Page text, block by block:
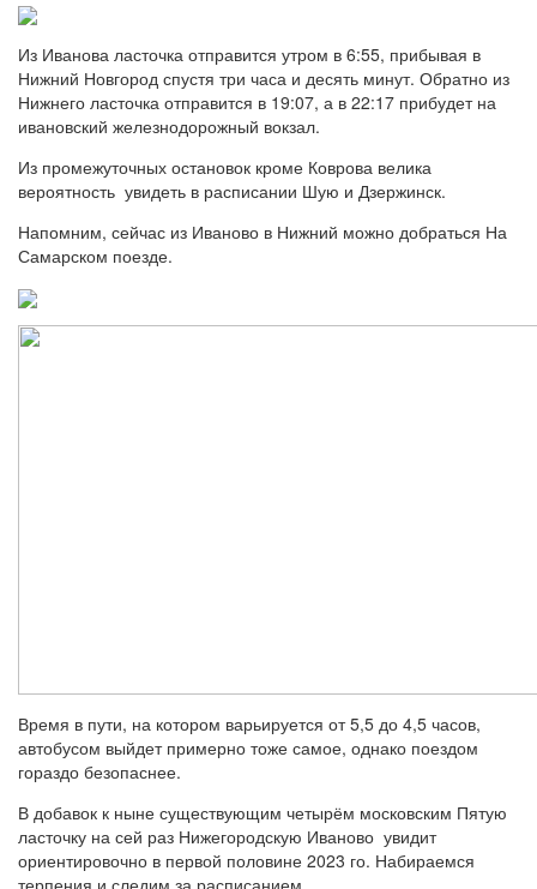
Из Иванова ласточка отправится утром в 6:55, прибывая в
Нижний Новгород спустя три часа и десять минут. Обратно из
Нижнего ласточка отправится в 19:07, а в 22:17 прибудет на
ивановский железнодорожный вокзал.
Из промежуточных остановок кроме Коврова велика
вероятность увидеть в расписании Шую и Дзержинск.
Напомним, сейчас из Иваново в Нижний можно добраться На
Самарском поезде.
Время в пути, на котором варьируется от 5,5 до 4,5 часов,
автобусом выйдет примерно тоже самое, однако поездом
гораздо безопаснее.
В добавок к ныне существующим четырём московским Пятую
ласточку на сей раз Нижегородскую Иваново увидит
ориентировочно в первой половине 2023 го. Набираемся